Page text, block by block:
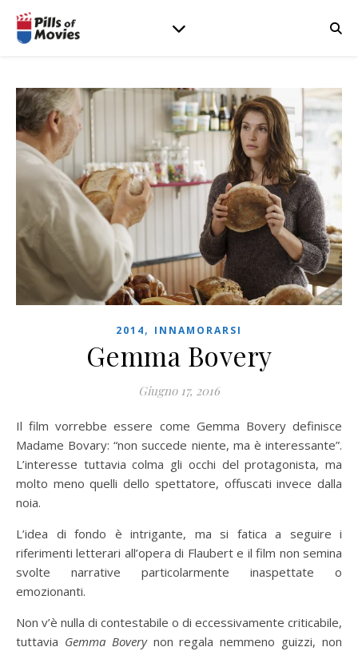
2014, INNAMORARSI
Gemma Bovery
Giugno 17, 2016
Il film vorrebbe essere come Gemma Bovery definisce
Madame Bovary: “non succede niente, ma è interessante”.
L’interesse tuttavia colma gli occhi del protagonista, ma
molto meno quelli dello spettatore, offuscati invece dalla
noia.
L’idea di fondo è intrigante, ma si fatica a seguire i
riferimenti letterari all’opera di Flaubert e il film non semina
svolte narrative particolarmente inaspettate o
emozionanti.
Non v’è nulla di contestabile o di eccessivamente criticabile,
tuttavia Gemma Boverynon regala nemmeno guizzi, non